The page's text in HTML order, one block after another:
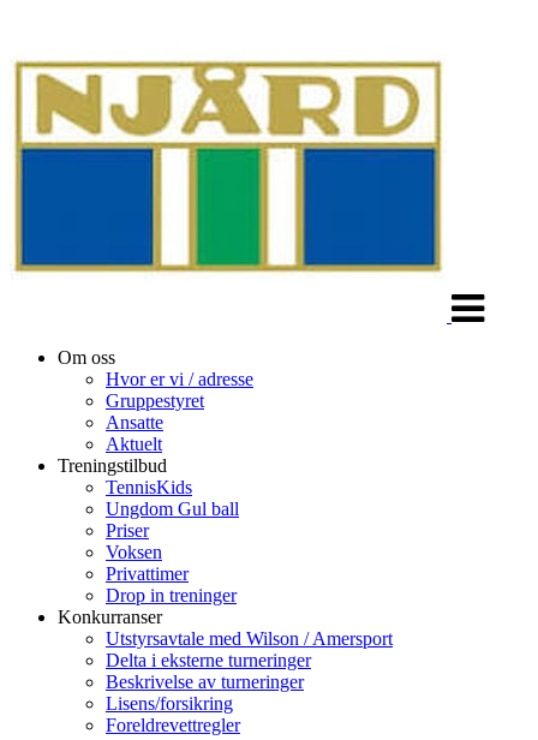
Om oss
Hvor er vi / adresse
Gruppestyret
Ansatte
Aktuelt
Treningstilbud
TennisKids
Ungdom Gul ball
Priser
Voksen
Privattimer
Drop in treninger
Konkurranser
Utstyrsavtale med Wilson / Amersport
Delta i eksterne turneringer
Beskrivelse av turneringer
Lisens/forsikring
Foreldrevettregler